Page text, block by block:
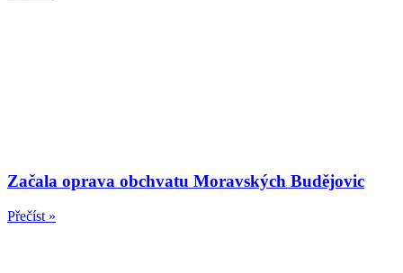
Začala oprava obchvatu Moravských Budějovic
Přečíst »